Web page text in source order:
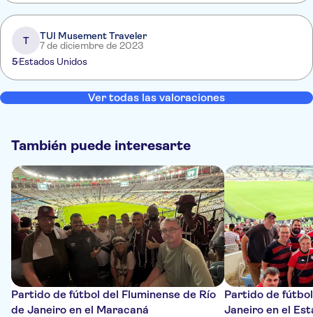
T
TUI Musement Traveler
7 de diciembre de 2023
5Estados Unidos
Ver todas las valoraciones
También puede interesarte
Partido de fútbol del Fluminense de Río
de Janeiro en el Maracaná
Partido de
Janeiro en el